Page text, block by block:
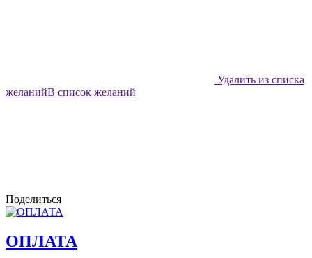
Удалить из списка
желанийВ список желаний
Поделиться
ОПЛАТА